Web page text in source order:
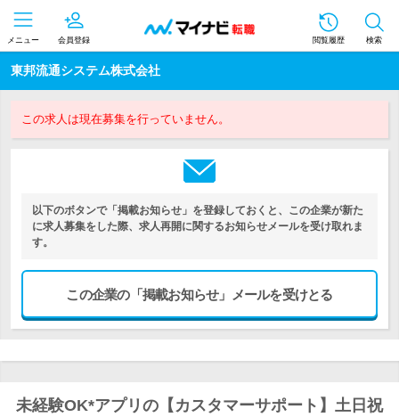
メニュー 会員登録 閲覧履歴 検索
東邦流通システム株式会社
この求人は現在募集を行っていません。
以下のボタンで「掲載お知らせ」を登録しておくと、この企業が新た
に求人募集をした際、求人再開に関するお知らせメールを受け取れま
す。
この企業の「掲載お知らせ」メールを受けとる
未経験OK*アプリの【カスタマーサポート】土日祝